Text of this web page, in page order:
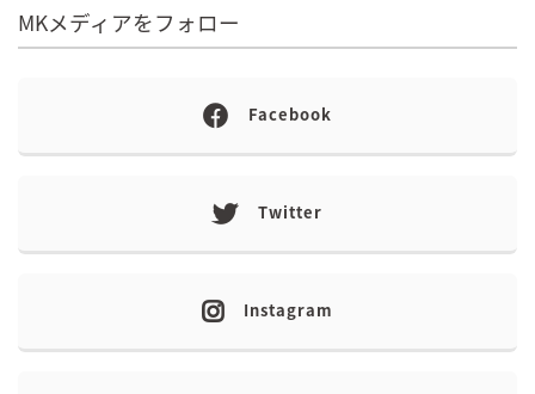
MKメディアをフォロー
Facebook
Twitter
Instagram